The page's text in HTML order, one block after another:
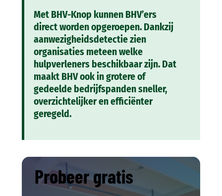
Met BHV-Knop kunnen BHV’ers
direct worden opgeroepen. Dankzij
aanwezigheidsdetectie zien
organisaties meteen welke
hulpverleners beschikbaar zijn. Dat
maakt BHV ook in grotere of
gedeelde bedrijfspanden sneller,
overzichtelijker en efficiënter
geregeld.
Probeer gratis